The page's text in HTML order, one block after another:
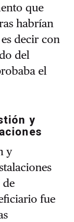
que
habrían
decir con
del
el
y
y
de
fue